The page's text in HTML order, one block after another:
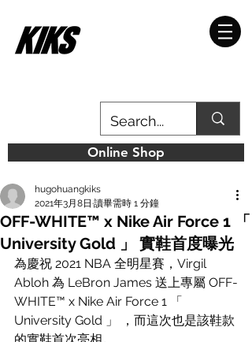
Online Shop
OFF-WHITE™ x Nike Air Force 1 「
University Gold 」 實鞋首度曝光
hugohuangkiks
2021年3月8日 讀畢需時 1 分鐘
為慶祝 2021 NBA 全明星賽，Virgil
Abloh 為 LeBron James 送上專屬 OFF-
WHITE™ x Nike Air Force 1 「
University Gold 」 ，而這次也是該鞋款